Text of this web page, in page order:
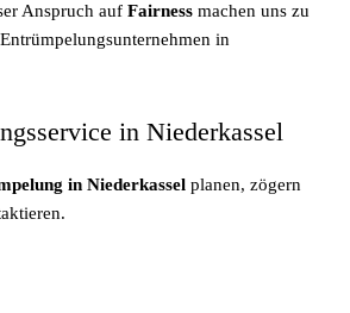
Anspruch auf Fairness machen uns zu
in
in Niederkassel
in Niederkassel planen, zögern